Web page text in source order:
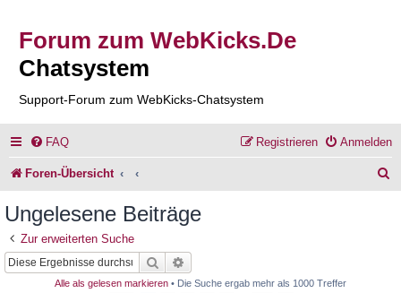
Forum zum WebKicks.De
Chatsystem
Support-Forum zum WebKicks-Chatsystem
FAQ Anmelden
Registrieren
Foren-Übersicht
Ungelesene Beiträge
Zur erweiterten Suche
Suche
Alle als gelesen markieren • Die Suche ergab mehr als 1000 Treffer